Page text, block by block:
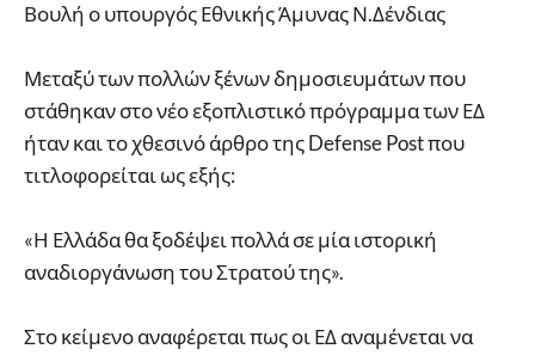
Βουλή ο υπουργός Εθνικής Άμυνας Ν.Δένδιας
Μεταξύ των πολλών ξένων δημοσιευμάτων που
στάθηκαν στο νέο εξοπλιστικό πρόγραμμα των ΕΔ
ήταν και το χθεσινό άρθρο της Defense Post που
τιτλοφορείται ως εξής:
«Η Ελλάδα θα ξοδέψει πολλά σε μία ιστορική
αναδιοργάνωση του Στρατού της».
Στο κείμενο αναφέρεται πως οι ΕΔ αναμένεται να